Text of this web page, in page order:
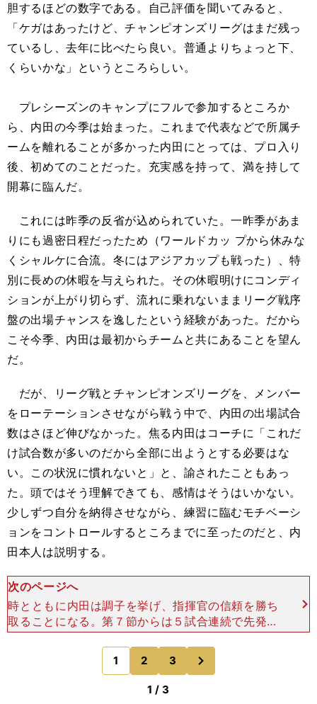
胆するほどの数字である。自己評価を聞いてみると、
「ケガはあったけど、チャンピオンズリーグはまだ残っ
ているし、去年に比べたら良い。普通よりちょっと下、
くらいかな」というところらしい。
プレシーズンのキャンプにフルで参加するところか
ら、内田の今季は始まった。これまで代表などで所属チ
ームを離れることが多かった内田にとっては、プロ入り
後、初めてのことだった。充実感を持って、満を持して
開幕に臨んだ。
これには昨季の反省が込められていた。一昨季があま
りにも過密日程だったため（ワールドカッ プから休みな
くシャルケに合流。冬にはアジアカップも戦った）、特
別に長めの休暇を与えられた。その休暇明けにコンディ
ションが上がり切らず、流れに乗れないままリーグ戦序
盤の出場チャンスを逸したという経験があった。だから
こそ今季、内田は最初からチームと共にあることを望ん
だ。
だが、リーグ戦とチャンピオンズリーグを、メンバー
をローテーションさせながら戦う中で、内田の出場試合
数はさほど伸びなかった。焦る内田はコーチに「これだ
け試合数が多いのだから全部に出ようとする必要はな
い。この状況に慣れないと」と、諭されたこともあっ
た。頭ではそう理解できても、感情はそうはいかない。
少しずつ自分を納得させながら、練習に臨むモチベーシ
ョンをコントロールするところまでに至ったのだと、内
田本人は説明する。
次のページへ
時とともに内田は調子を挙げ、指揮官の信頼を勝ち
取ることになる。第７節からは５試合連続で先発出
場。第12節、11月３日のホッフェンハイム戦では念
願のブンデス初ゴールをあげる。こぼれ球を押し込
んだ形のゴー
1 2 3
1 / 3